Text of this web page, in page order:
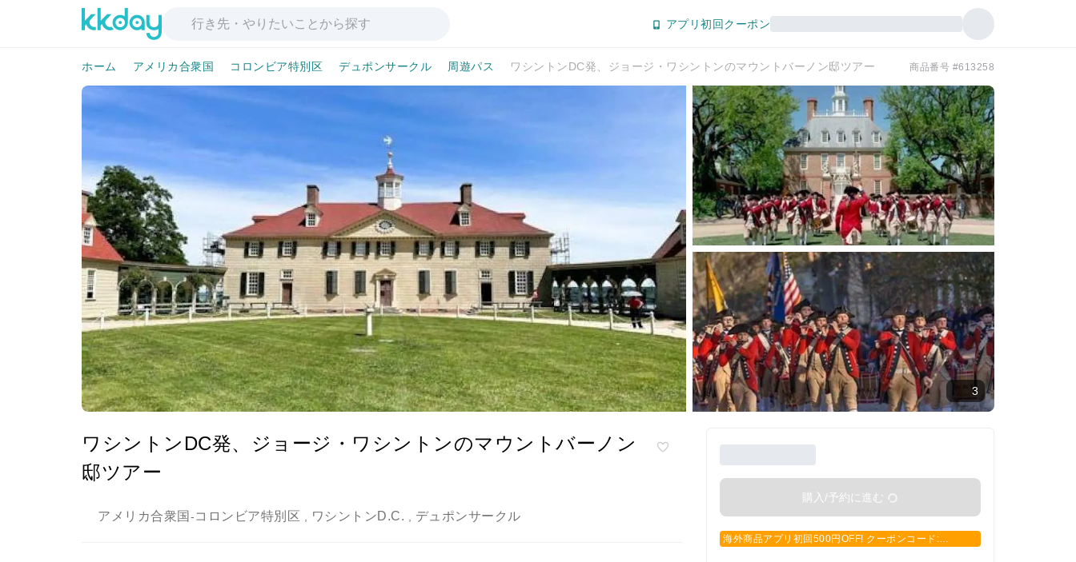
アプリ初回クーポン
ホーム アメリカ合衆国 コロンビア特別区 デュポンサークル 周遊パス ワシントンDC発、ジョージ・ワシントンのマウントバーノン邸ツアー 商品番号 #613258
3
ワシントンDC発、ジョージ・ワシントンのマウントバーノン
邸ツアー
アメリカ合衆国 -コロンビア特別区 ワシントンD.C. デュポンサークル
購入/予約に進む
海外商品アプリ初回500円OFF! クーポンコード: